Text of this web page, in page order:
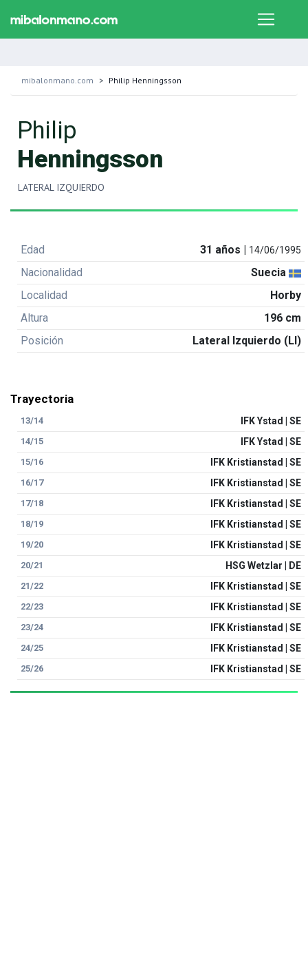
mibalonmano.com Philip Henningsson
Philip
Henningsson
LATERAL IZQUIERDO
Edad 31 años | 14/06/1995
Nacionalidad
Suecia
Localidad
Horby
Altura
196 cm
Posición
Lateral Izquierdo (LI)
Trayectoria
13/14 IFK Ystad | SE
14/15 IFK Ystad | SE
15/16 IFK Kristianstad | SE
16/17 IFK Kristianstad | SE
17/18 IFK Kristianstad | SE
18/19 IFK Kristianstad | SE
19/20 IFK Kristianstad | SE
20/21 HSG Wetzlar | DE
21/22 IFK Kristianstad | SE
22/23 IFK Kristianstad | SE
23/24 IFK Kristianstad | SE
24/25 IFK Kristianstad | SE
25/26 IFK Kristianstad | SE